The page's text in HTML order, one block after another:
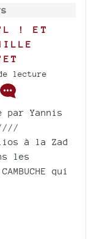
! ET
lecture
par Yannis
////
à la Zad
les
qui